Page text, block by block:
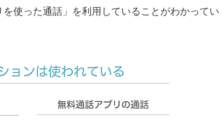
使った通話」を利用していることがわかってい